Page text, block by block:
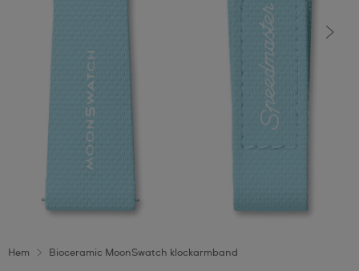
Hem Bioceramic MoonSwatch klockarmband